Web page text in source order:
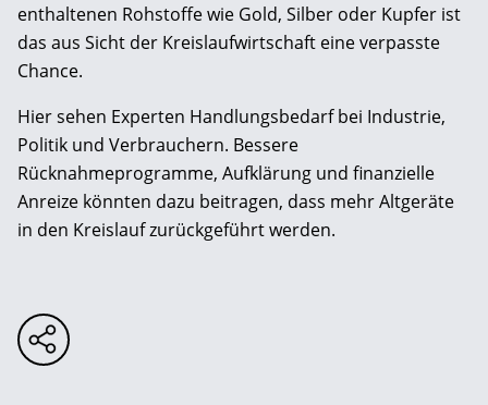
enthaltenen Rohstoffe wie Gold, Silber oder Kupfer ist
das aus Sicht der Kreislaufwirtschaft eine verpasste
Chance.
Hier sehen Experten Handlungsbedarf bei Industrie,
Politik und Verbrauchern. Bessere
Rücknahmeprogramme, Aufklärung und finanzielle
Anreize könnten dazu beitragen, dass mehr Altgeräte
in den Kreislauf zurückgeführt werden.